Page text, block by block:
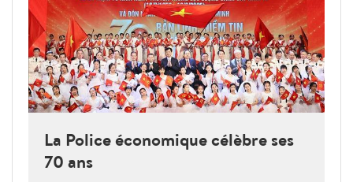
La Police économique célèbre ses
70 ans